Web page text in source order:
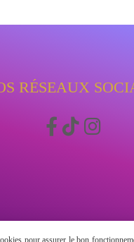
RÉSEAUX
  
pour assurer le bon